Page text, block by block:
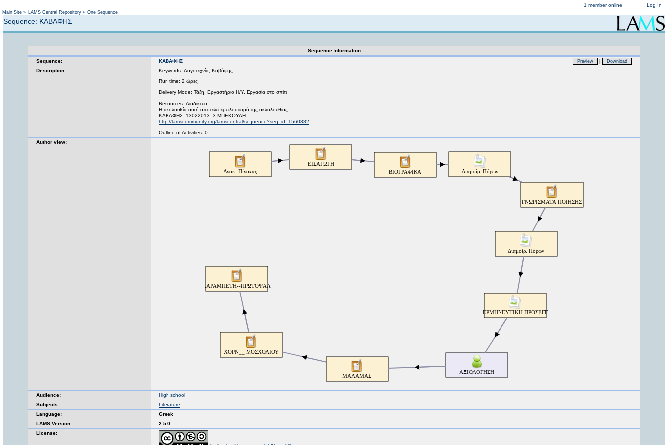
Log In
1 member online
Main Site » LAMS Central Repository » One Sequence
Sequence: ΚΑΒΑΦΗΣ
Sequence Information
Sequence:
ΚΑΒΑΦΗΣ Preview | Download
Description: Keywords: Λογοτεχνία, Καβάφης
Run time: 2 ώρες
Delivery Mode: Τάξη, Εργαστήριο Η/Υ, Εργασία στο σπίτι
Resources: Διαδίκτυο
H ακολουθία αυτή αποτελεί εμπλουτισμό της ακλολουθίας :
ΚΑΒΑΦΗΣ_13022013_3 ΜΠΕΚΟΥΛΗ
http://lamscommunity.org/lamscentral/sequence?seq_id=1560882
Outline of Activities: 0
Author view:
Audience:
High school
Subjects:
Literature
Language:
Greek
LAMS Version:
2.5.0.
License: